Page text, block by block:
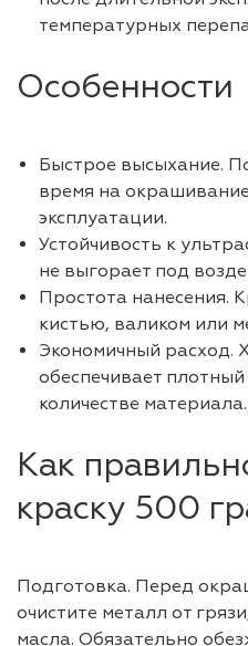
температурных
Особенности
Быстрое высыхание.
время на
эксплуатации.
Устойчивость к
не выгорает под
Простота нанесения.
кистью, валиком или
Экономичный расход.
обеспечивает
количестве материала.
Как
краску 500
Подготовка. Перед
очистите металл от
масла. Обязательно